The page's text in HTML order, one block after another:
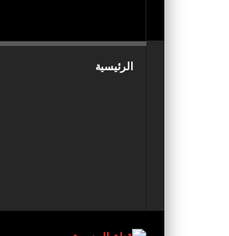
الرئيسية